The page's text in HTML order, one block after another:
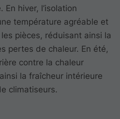
hiver, l’isolation
température agréable et
pièces, réduisant ainsi la
pertes de chaleur. En été,
contre la chaleur
la fraîcheur intérieure
climatiseurs.